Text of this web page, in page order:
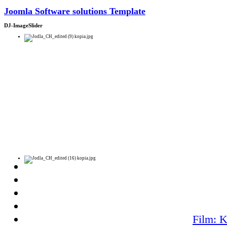
Joomla Software solutions Template
DJ-ImageSlider
Film: